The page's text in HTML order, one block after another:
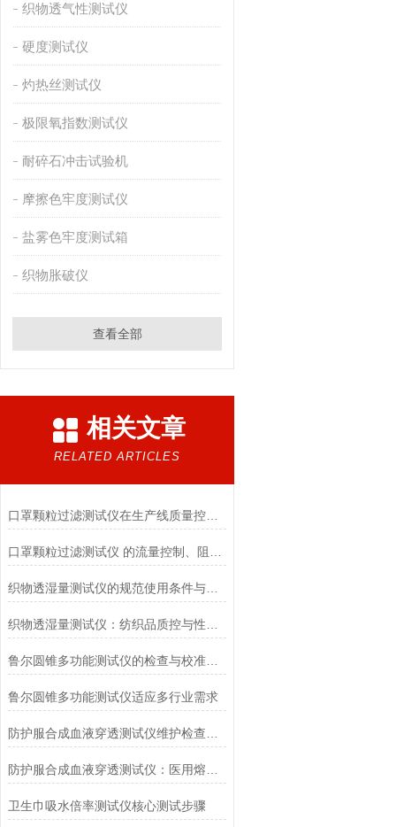
织物透气性测试仪
硬度测试仪
灼热丝测试仪
极限氧指数测试仪
耐碎石冲击试验机
摩擦色牢度测试仪
盐雾色牢度测试箱
织物胀破仪
查看全部
相关文章
RELATED ARTICLES
口罩颗粒过滤测试仪在生产线质量控制与研发筛选中的实战价值
织物透湿量测试仪的规范使用条件与数据保障前提
鲁尔圆锥多功能测试仪的检查与校准流程
鲁尔圆锥多功能测试仪适应多行业需求
卫生巾吸水倍率测试仪核心测试步骤